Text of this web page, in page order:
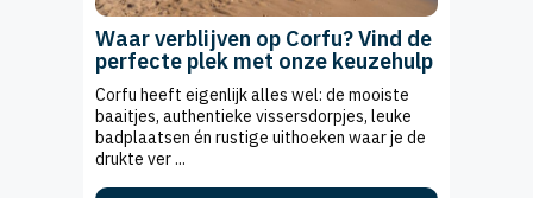
Waar verblijven op Corfu? Vind de
perfecte plek met onze keuzehulp
Corfu heeft eigenlijk alles wel: de mooiste
baaitjes, authentieke vissersdorpjes, leuke
badplaatsen én rustige uithoeken waar je de
drukte ver ...